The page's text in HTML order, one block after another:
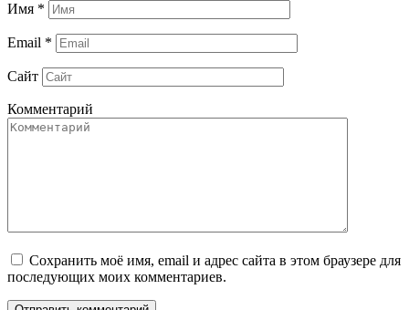
Имя *
Email *
Сайт
Комментарий
Сохранить моё имя, email и адрес сайта в этом браузере для
последующих моих комментариев.